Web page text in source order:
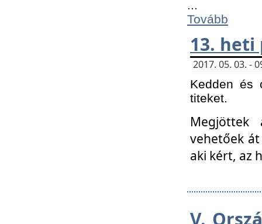
Tovább
13.
2017. 05. 03. -
Kedden és
titeket.
Megjöttek
vehetőek
aki kért, az
V.